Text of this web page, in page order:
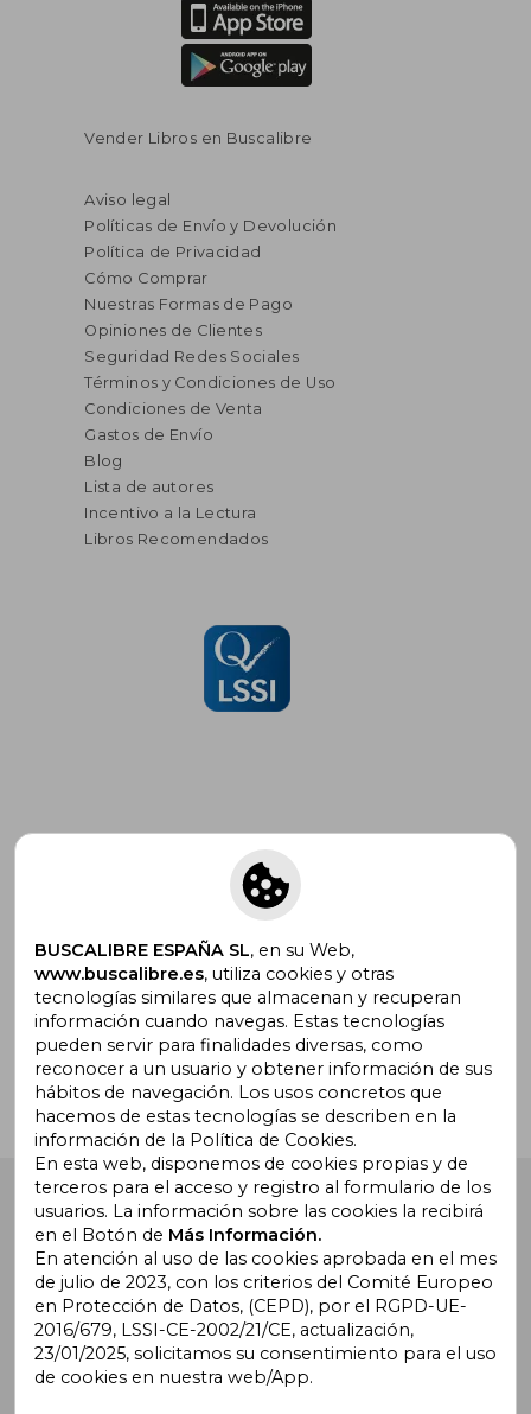
Vender Libros en Buscalibre
Aviso legal
Políticas de Envío y Devolución
Política de Privacidad
Cómo Comprar
Nuestras Formas de Pago
Opiniones de Clientes
Seguridad Redes Sociales
Términos y Condiciones de Uso
Condiciones de Venta
Gastos de Envío
Blog
Lista de autores
Incentivo a la Lectura
Libros Recomendados
Suscríbete para recibir ofertas y
promociones
¿Necesitas ayuda?
Buscalibre España . Calle Energía, 65, Nave 3 (08940),
Cornellà de Llobregat, Barcelona. Derechos Reservados.
Buscalibre Argentina| Buscalibre Chile
BUSCALIBRE ESPAÑA SL, en su Web,
www.buscalibre.es, utiliza cookies y otras
tecnologías similares que almacenan y recuperan
información cuando navegas. Estas tecnologías
pueden servir para finalidades diversas, como
reconocer a un usuario y obtener información de sus
hábitos de navegación. Los usos concretos que
hacemos de estas tecnologías se describen en la
información de la Política de Cookies.
En esta web, disponemos de cookies propias y de
terceros para el acceso y registro al formulario de los
usuarios. La información sobre las cookies la recibirá
en el Botón de Más Información.
En atención al uso de las cookies aprobada en el mes
de julio de 2023, con los criterios del Comité Europeo
en Protección de Datos, (CEPD), por el RGPD-UE-
2016/679, LSSI-CE-2002/21/CE, actualización,
23/01/2025, solicitamos su consentimiento para el uso
de cookies en nuestra web/App.